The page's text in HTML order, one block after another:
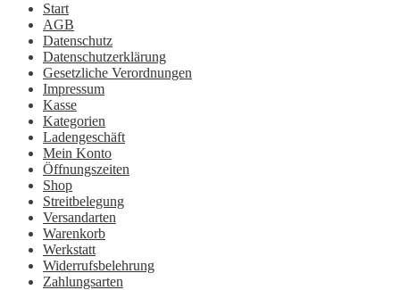
Start
AGB
Datenschutz
Datenschutzerklärung
Gesetzliche Verordnungen
Impressum
Kasse
Kategorien
Ladengeschäft
Mein Konto
Öffnungszeiten
Shop
Streitbelegung
Versandarten
Warenkorb
Werkstatt
Widerrufsbelehrung
Zahlungsarten